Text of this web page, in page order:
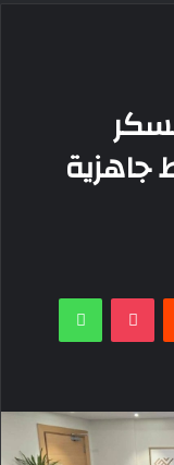
جاهزية
‫Pocket واتساب